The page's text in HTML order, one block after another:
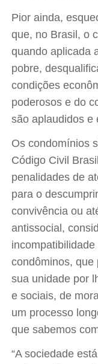
Pior ainda,
que, no Brasil, o
quando aplicada
pobre,
condições
poderosos e do
são aplaudidos e
Os condomínios
Código Civil
penalidades de
para o
convivência ou
antissocial,
condôminos,
sua unidade por
e sociais, de
um processo
que sabemos
“A sociedade